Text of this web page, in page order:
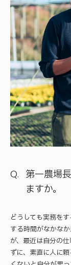
第一農場
ますか。
どうしても実務を
する時間がなかな
が、最近は自分の
ずに、素直に人に